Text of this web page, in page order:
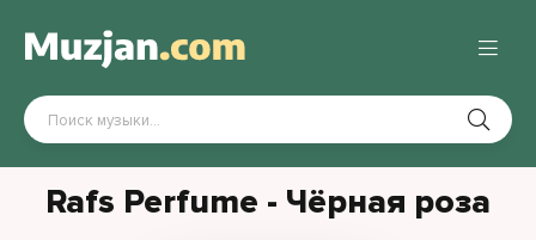
Rafs Perfume - Чёрная роза